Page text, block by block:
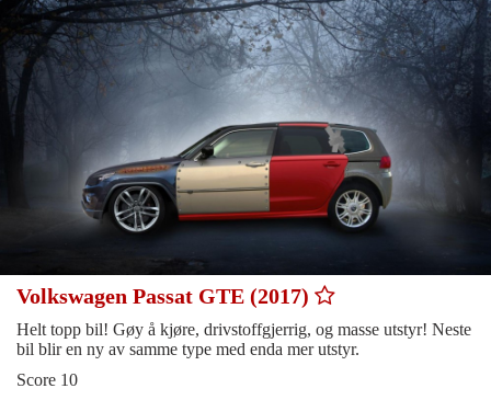
Volkswagen Passat GTE (2017)
Helt topp bil! Gøy å kjøre, drivstoffgjerrig, og masse utstyr! Neste
bil blir en ny av samme type med enda mer utstyr.
Score 10